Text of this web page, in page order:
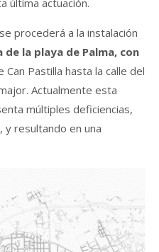
procederá a la instalación
de la playa de Palma, con
Can Pastilla hasta la calle del
Actualmente esta
múltiples deficiencias,
resultando en una